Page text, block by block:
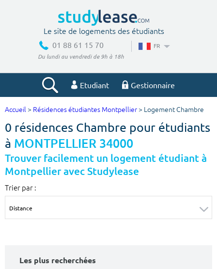
Le site de logements des étudiants
01 88 61 15 70
Du lundi au vendredi de 9h à 18h
FR
Etudiant Gestionnaire
Votre recherche
Ville, école
Accueil > Résidences étudiantes Montpellier > Logement Chambre
0 résidences Chambre pour étudiants
à MONTPELLIER 34000
Trouver facilement un logement étudiant à
Montpellier avec Studylease
Trier par :
Les plus recherchées